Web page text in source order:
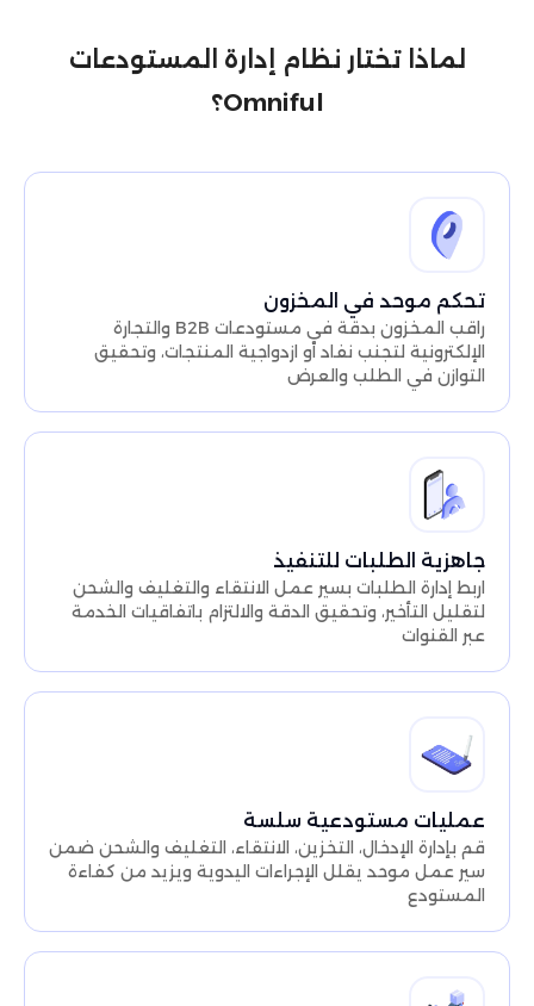
لماذا تختار نظام إدارة المستودعات
Omniful؟
تحكم موحد في المخزون
راقب المخزون بدقة في مستودعات B2B والتجارة
الإلكترونية لتجنب نفاد أو ازدواجية المنتجات، وتحقيق
التوازن في الطلب والعرض
جاهزية الطلبات للتنفيذ
اربط إدارة الطلبات بسير عمل الانتقاء والتغليف والشحن
لتقليل التأخير، وتحقيق الدقة والالتزام باتفاقيات الخدمة
عبر القنوات
عمليات مستودعية سلسة
قم بإدارة الإدخال، التخزين، الانتقاء، التغليف والشحن ضمن
سير عمل موحد يقلل الإجراءات اليدوية ويزيد من كفاءة
المستودع